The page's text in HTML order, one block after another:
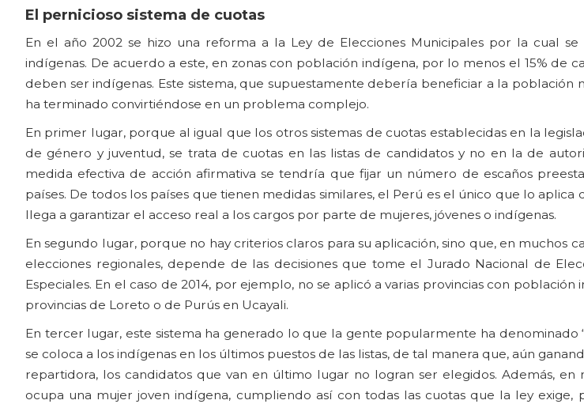
El pernicioso sistema de cuotas
En el año 2002 se hizo una reforma a la Ley de Elecciones Municipales por la cual
indígenas. De acuerdo a este, en zonas con población indígena, por lo menos el 15% de
deben ser indígenas. Este sistema, que supuestamente debería beneficiar a la población
ha terminado convirtiéndose en un problema complejo.
En primer lugar, porque al igual que los otros sistemas de cuotas establecidas en la
de género y juventud, se trata de cuotas en las listas de candidatos y no en la de
medida efectiva de acción afirmativa se tendría que fijar un número de escaños
países. De todos los países que tienen medidas similares, el Perú es el único que lo aplica
llega a garantizar el acceso real a los cargos por parte de mujeres, jóvenes o indígenas.
En segundo lugar, porque no hay criterios claros para su aplicación, sino que, en muchos
elecciones regionales, depende de las decisiones que tome el Jurado Nacional de
Especiales. En el caso de 2014, por ejemplo, no se aplicó a varias provincias con
provincias de Loreto o de Purús en Ucayali.
En tercer lugar, este sistema ha generado lo que la gente popularmente ha denominado
se coloca a los indígenas en los últimos puestos de las listas, de tal manera que, aún
repartidora, los candidatos que van en último lugar no logran ser elegidos. Además, en
ocupa una mujer joven indígena, cumpliendo así con todas las cuotas que la ley